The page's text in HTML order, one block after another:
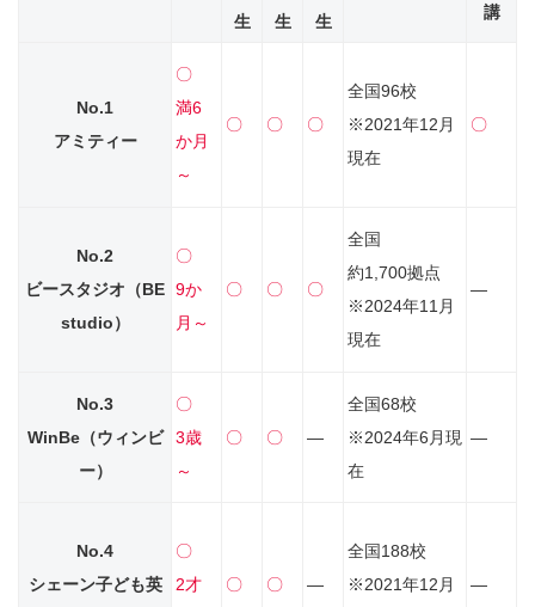
講
生
生
生
No.1
アミティー
〇
満6
か月
～
〇 〇 〇
全国96校
※2021年12月
現在
〇
No.2
ビースタジオ （BE
studio）
〇
9か
月～
〇 〇 〇
全国
約1,700拠点
※2024年11月
現在
―
No.3
WinBe（ウィンビ
ー）
〇
3歳
～
〇 〇 ―
全国68校
※2024年6月現
在
―
No.4
シェーン子ども英
〇
2才
〇 〇 ―
全国188校
※2021年12月
―